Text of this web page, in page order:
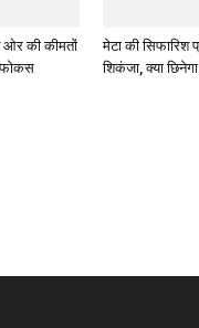
की कीमतों
फोकस
मेटा की सिफारिश
शिकंजा, क्या